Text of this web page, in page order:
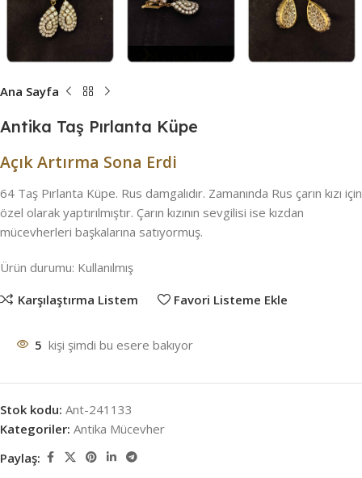
Ana Sayfa
Antika Taş Pırlanta Küpe
Açık Artırma Sona Erdi
64 Taş Pırlanta Küpe. Rus damgalıdır. Zamanında Rus çarın kızı için
özel olarak yaptırılmıştır. Çarın kızının sevgilisi ise kızdan
mücevherleri başkalarına satıyormuş.
Ürün durumu: Kullanılmış
Karşılaştırma Listem
Favori Listeme Ekle
5 kişi şimdi bu esere bakıyor
Stok kodu: Ant-241133
Kategoriler: Antika Mücevher
Paylaş: